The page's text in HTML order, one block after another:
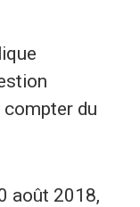
du
août 2018,